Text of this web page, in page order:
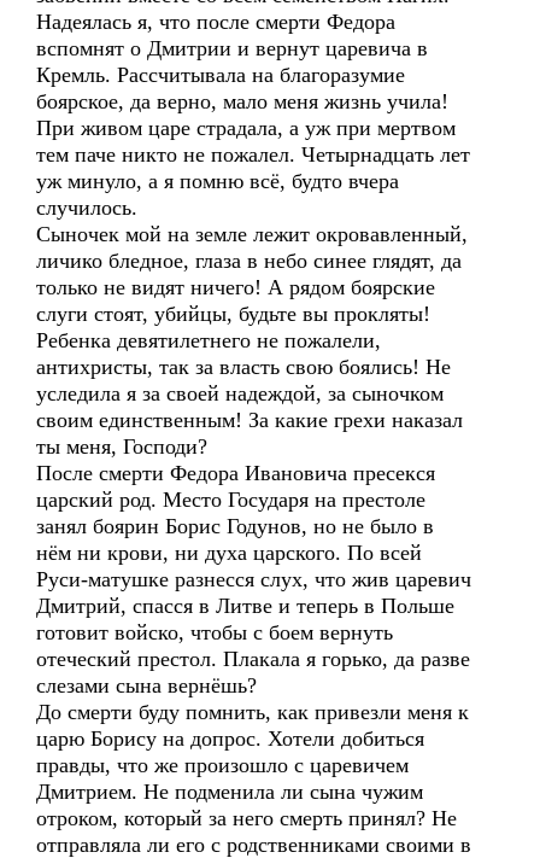
Надеялась я, что после смерти Федора
вспомнят о Дмитрии и вернут царевича в
Кремль. Рассчитывала на благоразумие
боярское, да верно, мало меня жизнь учила!
При живом царе страдала, а уж при мертвом
тем паче никто не пожалел. Четырнадцать лет
уж минуло, а я помню всё, будто вчера
случилось.
Сыночек мой на земле лежит окровавленный,
личико бледное, глаза в небо синее глядят, да
только не видят ничего! А рядом боярские
слуги стоят, убийцы, будьте вы прокляты!
Ребенка девятилетнего не пожалели,
антихристы, так за власть свою боялись! Не
уследила я за своей надеждой, за сыночком
своим единственным! За какие грехи наказал
ты меня, Господи?
После смерти Федора Ивановича пресекся
царский род. Место Государя на престоле
занял боярин Борис Годунов, но не было в
нём ни крови, ни духа царского. По всей
Руси-матушке разнесся слух, что жив царевич
Дмитрий, спасся в Литве и теперь в Польше
готовит войско, чтобы с боем вернуть
отеческий престол. Плакала я горько, да разве
слезами сына вернёшь?
До смерти буду помнить, как привезли меня к
царю Борису на допрос. Хотели добиться
правды, что же произошло с царевичем
Дмитрием. Не подменила ли сына чужим
отроком, который за него смерть принял? Не
отправляла ли его с родственниками своими в